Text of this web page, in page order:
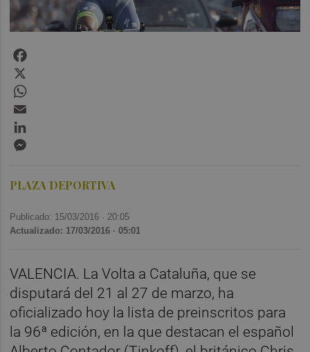
PLAZA DEPORTIVA
Publicado: 15/03/2016 · 20:05
Actualizado: 17/03/2016 · 05:01
VALENCIA. La Volta a Cataluña, que se
disputará del 21 al 27 de marzo, ha
oficializado hoy la lista de preinscritos para
la 96ª edición, en la que destacan el español